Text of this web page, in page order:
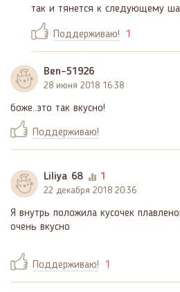
так и тянется к следующему
Поддерживаю! 1
Ben-51926
28 июня 2018 16:38
боже..это так вкусно!
Поддерживаю!
Liliya 68 1
22 декабря 2018 20:36
Я внутрь положила кусочек
очень вкусно
Поддерживаю! 1